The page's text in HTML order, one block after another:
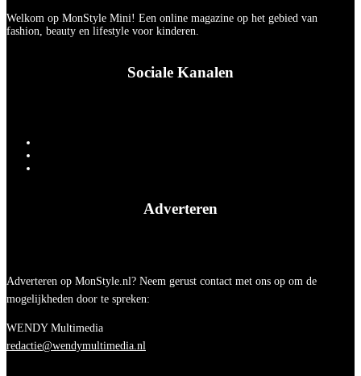
Welkom op MonStyle Mini! Een online magazine op het gebied van
fashion, beauty en lifestyle voor kinderen.
Sociale Kanalen
Adverteren
Adverteren op MonStyle.nl? Neem gerust contact met ons op om de
mogelijkheden door te spreken:
WENDY Multimedia
redactie@wendymultimedia.nl